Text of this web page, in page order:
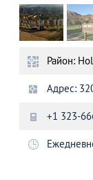
Район:
Адрес:
+1 323-